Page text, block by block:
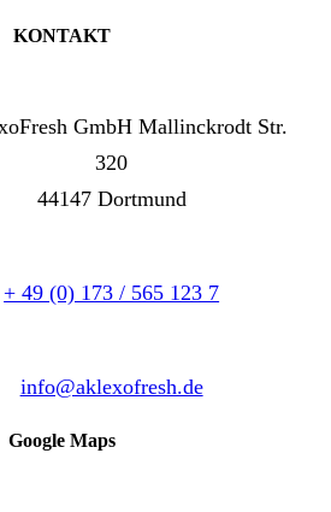
KONTAKT
GmbH Mallinckrodt Str.
320
44147 Dortmund
+ 49 (0) 173 / 565 123 7
info@aklexofresh.de
Google Maps